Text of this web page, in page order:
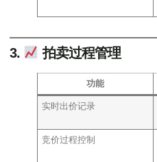
3. 拍卖过程管理
功能
实时出价记录
竞价过程控制